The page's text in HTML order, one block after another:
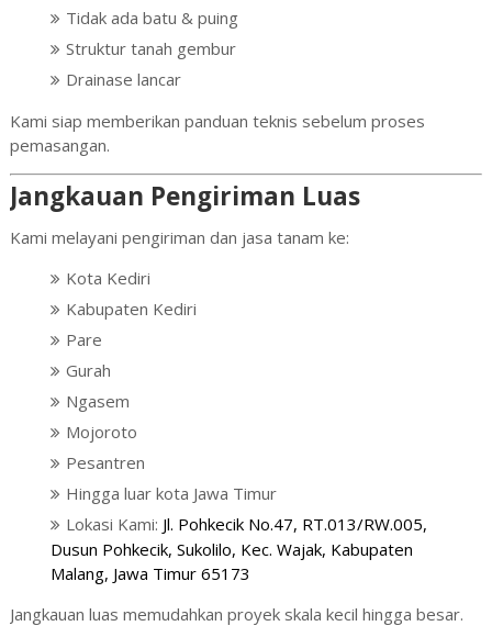
Tidak ada batu & puing
Struktur tanah gembur
Drainase lancar
Kami siap memberikan panduan teknis sebelum proses
pemasangan.
Jangkauan Pengiriman Luas
Kami melayani pengiriman dan jasa tanam ke:
Kota Kediri
Kabupaten Kediri
Pare
Gurah
Ngasem
Mojoroto
Pesantren
Hingga luar kota Jawa Timur
Lokasi Kami: Jl. Pohkecik No.47, RT.013/RW.005,
Dusun Pohkecik, Sukolilo, Kec. Wajak, Kabupaten
Malang, Jawa Timur 65173
Jangkauan luas memudahkan proyek skala kecil hingga besar.